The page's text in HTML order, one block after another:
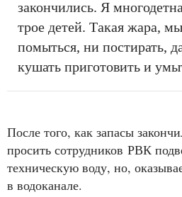
закончились. Я
трое детей. Такая жара,
помыться, ни постирать,
кушать приготовить и
После того, как запасы
просить сотрудников РВК
техническую воду, но,
в водоканале.